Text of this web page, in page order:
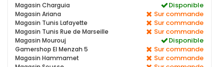
Magasin Charguia Disponible
Magasin Ariana Sur commande
Magasin Tunis Lafayette Sur commande
Magasin Tunis Rue de Marseille Sur commande
Magasin Mourouj Disponible
Gamershop El Menzah 5 Sur commande
Magasin Hammamet Sur commande